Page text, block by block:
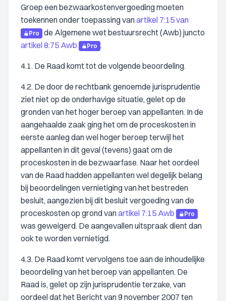
Groep een bezwaarkostenvergoeding moeten
toekennen onder toepassing vanartikel 7:15 van
Pro
de Algemene wet bestuursrecht (Awb) juncto
artikel 8:75 Awb
Pro .
4.1. De Raad komt tot de volgende beoordeling.
4.2. De door de rechtbank genoemde jurisprudentie
ziet niet op de onderhavige situatie, gelet op de
gronden van het hoger beroep van appellanten. In de
aangehaalde zaak ging het om de proceskosten in
eerste aanleg dan wel hoger beroep terwijl het
appellanten in dit geval (tevens) gaat om de
proceskosten in de bezwaarfase. Naar het oordeel
van de Raad hadden appellanten wel degelijk belang
bij beoordelingen vernietiging van het bestreden
besluit, aangezien bij dit besluit vergoeding van de
proceskosten op grond vanartikel 7:15 Awb Pro
was geweigerd. De aangevallen uitspraak dient dan
ook te worden vernietigd.
4.3. De Raad komt vervolgens toe aan de inhoudelijke
beoordeling van het beroep van appellanten. De
Raad is, gelet op zijn jurisprudentie terzake, van
oordeel dat het Bericht van 9 november 2007 ten